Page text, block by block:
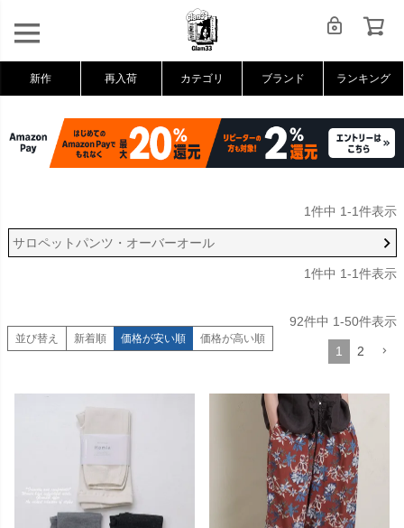
新作 再入荷 カテゴリ ブランド ランキング
1件中 1-1件表示
サロペットパンツ・オーバーオール
1件中 1-1件表示
並び替え 新着順 価格が安い順 価格が高い順
92件中 1-50件表示
1 2